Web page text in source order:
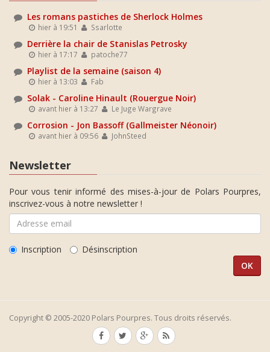
Les romans pastiches de Sherlock Holmes
hier à 19:51 Ssarlotte
Derrière la chair de Stanislas Petrosky
hier à 17:17 patoche77
Playlist de la semaine (saison 4)
hier à 13:03 Fab
Solak - Caroline Hinault (Rouergue Noir)
avant hier à 13:27 Le Juge Wargrave
Corrosion - Jon Bassoff (Gallmeister Néonoir)
avant hier à 09:56 JohnSteed
Newsletter
Pour vous tenir informé des mises-à-jour de Polars Pourpres,
inscrivez-vous à notre newsletter !
Inscription Désinscription
Copyright © 2005-2020 Polars Pourpres. Tous droits réservés.